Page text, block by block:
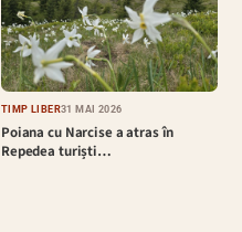
TIMP LIBER31 MAI 2026
Poiana cu Narcise a atras în
Repedea turiști…